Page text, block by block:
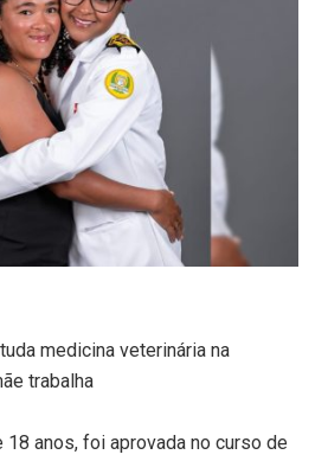
medicina veterinária na
trabalha
18 anos, foi aprovada no curso de